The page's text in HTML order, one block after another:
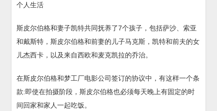
个人生活
斯皮尔伯格和妻子凯特共同抚养了7个孩子，包括萨沙、索亚
和戴斯特，斯皮尔伯格和前妻的儿子马克斯，凯特和前夫的女
儿杰西卡，以及来自西欧和麦克凯拉的乔治。
在斯皮尔伯格和梦工厂电影公司签订的协议中，有这样一个条
款:即使在拍摄阶段，斯皮尔伯格也必须每天晚上有固定的时
间回家和家人一起吃饭。